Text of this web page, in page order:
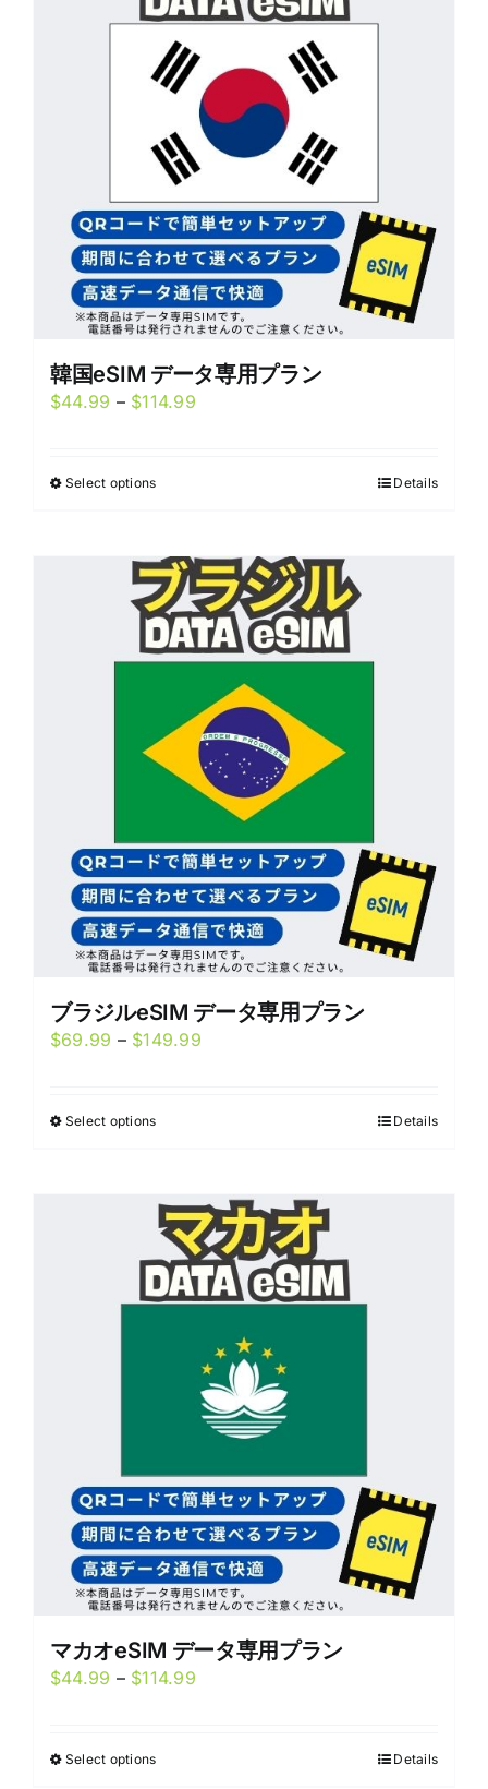
韓国eSIM データ専用プラン
$44.99 – $114.99Price
Select optionsThis
multiple
variants.
The
options
be
chosen
on
product
page
Details
ブラジルeSIM データ専用プラン
$69.99 – $149.99Price
Select optionsThis
multiple
variants.
The
options
chosen
product
page
Details
マカオeSIM データ専用プラン
$44.99 – $114.99Price
Select optionsThis
Details